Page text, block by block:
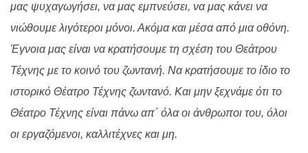
μας ψυχαγωγήσει, να μας εμπνεύσει, να μας κάνει να
νιώθουμε λιγότεροι μόνοι. Ακόμα και μέσα από μια οθόνη.
Έγνοια μας είναι να κρατήσουμε τη σχέση του Θεάτρου
Τέχνης με το κοινό του ζωντανή. Να κρατήσουμε το ίδιο το
ιστορικό Θέατρο Τέχνης ζωντανό. Και μην ξεχνάμε ότι το
Θέατρο Τέχνης είναι πάνω απ΄ όλα οι άνθρωποι του, όλοι
οι εργαζόμενοι, καλλιτέχνες και μη.